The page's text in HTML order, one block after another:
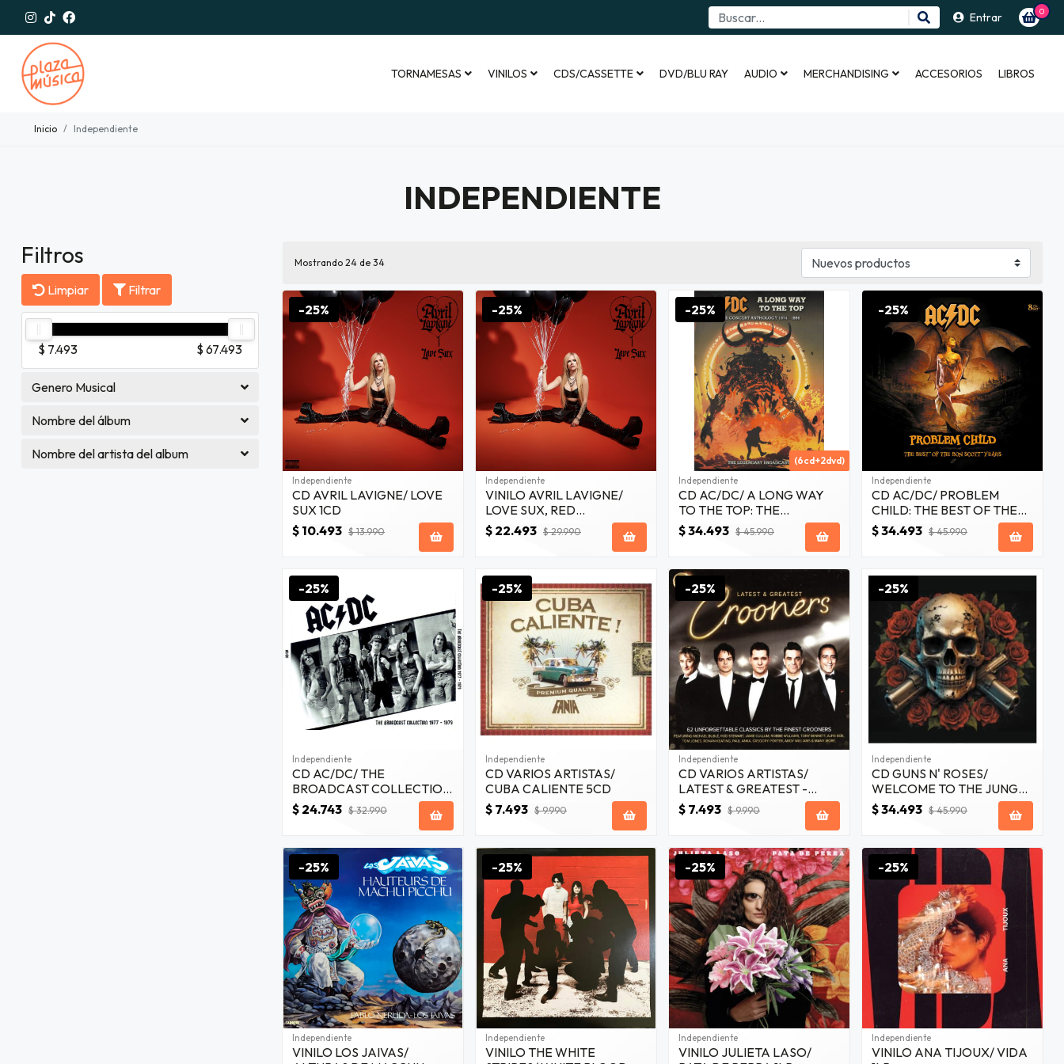
Entrar 0
TORNAMESAS VINILOS CDS/CASSETTE DVD/BLU RAY AUDIO MERCHANDISING ACCESORIOS LIBROS
Inicio Independiente
INDEPENDIENTE
Filtros
Limpiar Filtrar
$ 7.493 $ 67.493
Genero Musical
Nombre del álbum
Nombre del artista del album
Mostrando 24 de 34
-25%
Independiente
CD AVRIL LAVIGNE/ LOVE
SUX 1CD
$ 10.493 $ 13.990
-25%
Independiente
VINILO AVRIL LAVIGNE/
LOVE SUX, RED
TRANSLUCENT 1LP
$ 22.493 $ 29.990
-25%
(6cd+2dvd)
Independiente
CD AC/DC/ A LONG WAY
TO THE TOP: THE
CONCERT ANTHOLOGY
1974-1996 8CD
$ 34.493 $ 45.990
-25%
Independiente
CD AC/DC/ PROBLEM
CHILD: THE BEST OF THE
BON SCOTT YEARS 8CD
$ 34.493 $ 45.990
-25%
Independiente
CD AC/DC/ THE
BROADCAST COLLECTION
1977 - 1979 4CD
$ 24.743 $ 32.990
-25%
Independiente
CD VARIOS ARTISTAS/
CUBA CALIENTE 5CD
$ 7.493 $ 9.990
-25%
Independiente
CD VARIOS ARTISTAS/
LATEST & GREATEST -
CROONERS 3CD
$ 7.493 $ 9.990
-25%
Independiente
CD GUNS N' ROSES/
WELCOME TO THE JUNGLE
LIVE 10 CD (BOXSET)
$ 34.493 $ 45.990
-25%
Independiente
VINILO LOS JAIVAS/
-25%
Independiente
VINILO THE WHITE
-25%
Independiente
VINILO JULIETA LASO/
-25%
Independiente
VINILO ANA TIJOUX/ VIDA